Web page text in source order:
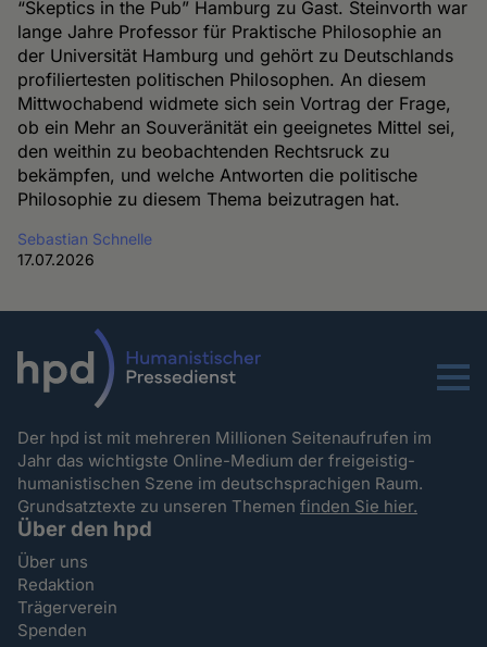
“Skeptics in the Pub” Hamburg zu Gast. Steinvorth war
lange Jahre Professor für Praktische Philosophie an
der Universität Hamburg und gehört zu Deutschlands
profiliertesten politischen Philosophen. An diesem
Mittwochabend widmete sich sein Vortrag der Frage,
ob ein Mehr an Souveränität ein geeignetes Mittel sei,
den weithin zu beobachtenden Rechtsruck zu
bekämpfen, und welche Antworten die politische
Philosophie zu diesem Thema beizutragen hat.
Sebastian Schnelle
17.07.2026
Menu
Der hpd ist mit mehreren Millionen Seitenaufrufen im
Jahr das wichtigste Online-Medium der freigeistig-
humanistischen Szene im deutschsprachigen Raum.
Grundsatztexte zu unseren Themenfinden Sie hier.
Über den hpd
Über uns
Redaktion
Trägerverein
Spenden